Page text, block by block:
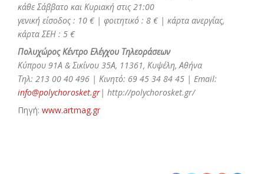
κάθε Σάββατο και Κυριακή στις 21:00
γενική είσοδος : 10 € | φοιτητικό : 8 € | κάρτα ανεργίας,
κάρτα ΣΕΗ : 5 €
Πολυχώρος Κέντρο Ελέγχου Τηλεοράσεων
Κύπρου 91Α & Σικίνου 35Α, 11361, Κυψέλη, Αθήνα
Τηλ: 213 00 40 496 | Κινητό: 69 45 34 84 45 | Email:
info@polychorosket.gr| http://polychorosket.gr/
Πηγή:www.artmag.gr